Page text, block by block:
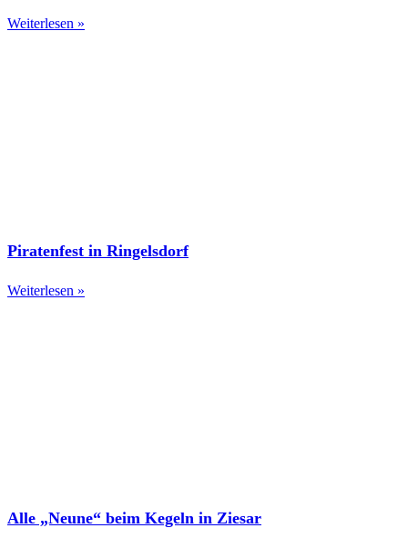
Weiterlesen »
Piratenfest in Ringelsdorf
Weiterlesen »
Alle „Neune“ beim Kegeln in Ziesar